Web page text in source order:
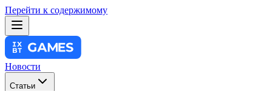
Перейти к содержимому
Новости
Статьи